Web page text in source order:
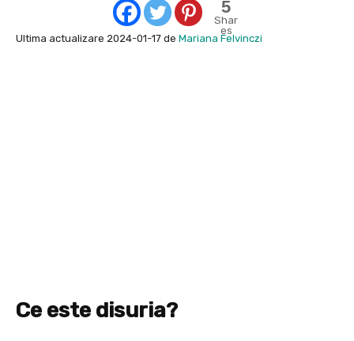
5
Shar
es
Ultima actualizare 2024-01-17 de Mariana Felvinczi
Ce este disuria?